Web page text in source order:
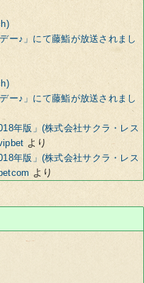
ー♪」にて藤鮨が放送されまし
ー♪」にて藤鮨が放送されまし
年版」(株式会社サクラ・レス
より
年版」(株式会社サクラ・レス
より